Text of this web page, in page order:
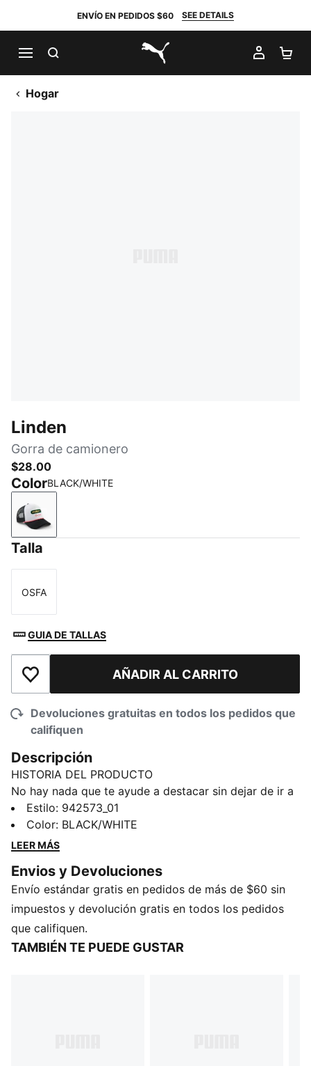
ENVÍO EN PEDIDOS $60 SEE DETAILS
PUMA.com
MI
Hogar
Linden
Gorra de camionero
$28.00
ColorBLACK/WHITE
BLACK/WHITE
Talla
Talla
OSFA
GUIA DE TALLAS
Añadir a la lista de deseosAÑADIR AL CARRITO
Devoluciones gratuitas en todos los pedidos que
califiquen
Descripción
HISTORIA DEL PRODUCTO
No hay nada que te ayude a destacar sin dejar de ir a
la moda como una clásica gorra de camionero. Esta
gorra te cubrirá tanto si sales a la calle como si te
preparas para un gran partido.
100 % poliéster
Detalles de la marca PUMA
Estilo: 942573_01
Color: BLACK/WHITE
LEER MÁS
Envios y Devoluciones
Envío estándar gratis en pedidos de más de $60 sin
impuestos y devolución gratis en todos los pedidos
que califiquen.
TAMBIÉN TE PUEDE GUSTAR